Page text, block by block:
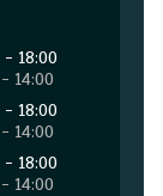
18:00
14:00
18:00
14:00
18:00
14:00